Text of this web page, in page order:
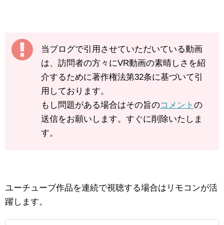
当ブログで引用させていただいている動画
は、訪問者の方々にVR動画の素晴しさを紹
介するために著作権法第32条に基づいて引
用しております。
もし問題がある場合はその旨のコメント の
送信をお願いします。すぐに削除いたしま
す。
ユーチューブ作品を連続で視聴する場合はリモコンが活
躍します。